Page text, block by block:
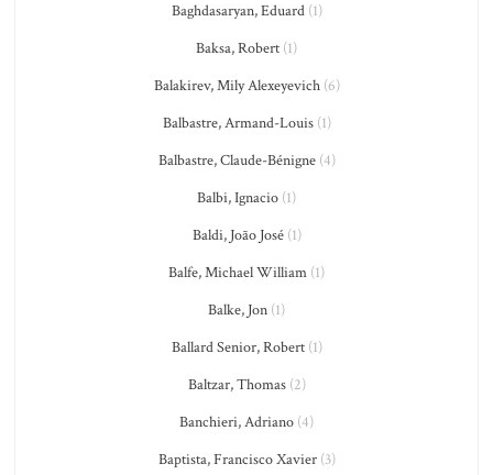
Baghdasaryan, Eduard(1)
Baksa, Robert (1)
Balakirev, Mily Alexeyevich(6)
Balbastre, Armand-Louis(1)
Balbastre, Claude-Bénigne(4)
Balbi, Ignacio (1)
Baldi, João José(1)
Balfe, Michael William (1)
Balke, Jon (1)
Ballard Senior, Robert(1)
Baltzar, Thomas(2)
Banchieri, Adriano (4)
Baptista, Francisco Xavier(3)